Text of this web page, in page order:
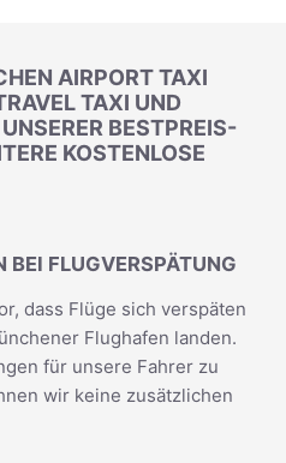
AIRPORT TAXI
TAXI UND
BESTPREIS-
KOSTENLOSE
BEI FLUGVERSPÄTUNG
dass Flüge sich verspäten
Flughafen landen.
für unsere Fahrer zu
wir keine zusätzlichen